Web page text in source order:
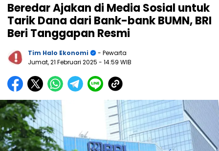
Beredar Ajakan di Media Sosial untuk
Tarik Dana dari Bank-bank BUMN, BRI
Beri Tanggapan Resmi
Tim Halo Ekonomi
- Pewarta
Jumat, 21 Februari 2025 - 14:59 WIB